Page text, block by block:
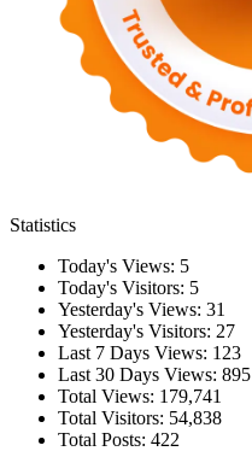
Statistics
Today's Views: 5
Today's Visitors: 5
Yesterday's Views: 31
Yesterday's Visitors: 27
Last 7 Days Views: 123
Last 30 Days Views: 895
Total Views: 179,741
Total Visitors: 54,838
Total Posts: 422